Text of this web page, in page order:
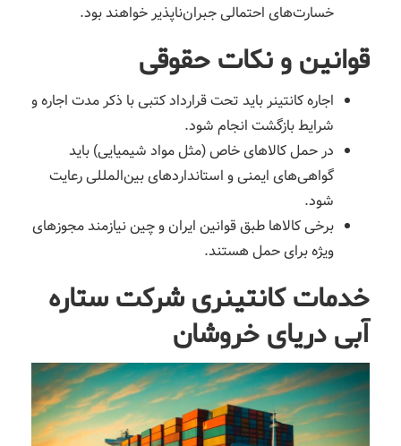
خسارت‌های احتمالی جبران‌ناپذیر خواهند بود.
قوانین و نکات حقوقی
اجاره کانتینر باید تحت قرارداد کتبی با ذکر مدت اجاره و
شرایط بازگشت انجام شود.
در حمل کالاهای خاص (مثل مواد شیمیایی) باید
گواهی‌های ایمنی و استانداردهای بین‌المللی رعایت
شود.
برخی کالاها طبق قوانین ایران و چین نیازمند مجوزهای
ویژه برای حمل هستند.
خدمات کانتینری شرکت ستاره
آبی دریای خروشان